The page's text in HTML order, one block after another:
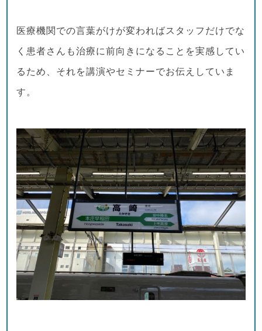
医療機関での言葉がけが変わればスタッフだけでな
く患者さんも治療に前向きになることを実感してい
るため、それを講演やセミナーでお伝えしていま
す。